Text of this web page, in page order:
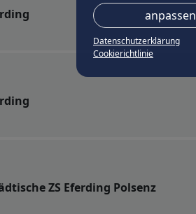
anpassen
Datenschutzerklärung
Cookierichtlinie
ZS Eferding Polsenz